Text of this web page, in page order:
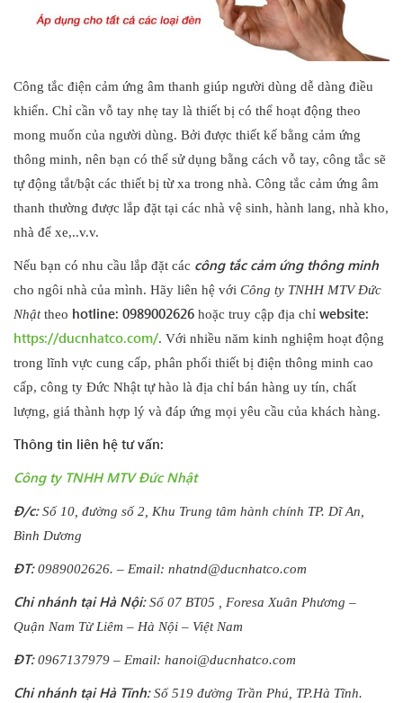
Công tắc điện cảm ứng âm thanh giúp người dùng dễ dàng điều
khiển. Chỉ cần vỗ tay nhẹ tay là thiết bị có thể hoạt động theo
mong muốn của người dùng. Bởi được thiết kế bằng cảm ứng
thông minh, nên bạn có thể sử dụng bằng cách vỗ tay, công tắc sẽ
tự động tắt/bật các thiết bị từ xa trong nhà. Công tắc cảm ứng âm
thanh thường được lắp đặt tại các nhà vệ sinh, hành lang, nhà kho,
nhà để xe,..v.v.
Nếu bạn có nhu cầu lắp đặt các công tắc cảm ứng thông minh
cho ngôi nhà của mình. Hãy liên hệ với Công ty TNHH MTV Đức
Nhậttheo hotline: 0989002626 hoặc truy cập địa chỉ website:
https://ducnhatco.com/. Với nhiều năm kinh nghiệm hoạt động
trong lĩnh vực cung cấp, phân phối thiết bị điện thông minh cao
cấp, công ty Đức Nhật tự hào là địa chỉ bán hàng uy tín, chất
lượng, giá thành hợp lý và đáp ứng mọi yêu cầu của khách hàng.
Thông tin liên hệ tư vấn:
Công ty TNHH MTV Đức Nhật
Đ/c:Số 10, đường số 2, Khu Trung tâm hành chính TP. Dĩ An,
Bình Dương
ĐT:0989002626. – Email: nhatnd@ducnhatco.com
Chi nhánh tại Hà Nội:Số 07 BT05 , Foresa Xuân Phương –
Quận Nam Từ Liêm – Hà Nội – Việt Nam
ĐT:0967137979 – Email: hanoi@ducnhatco.com
Chi nhánh tại Hà Tĩnh:Số 519 đường Trần Phú, TP.Hà Tĩnh.